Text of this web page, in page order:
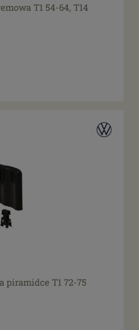
T1 54-64, T14
piramidce T1 72-75